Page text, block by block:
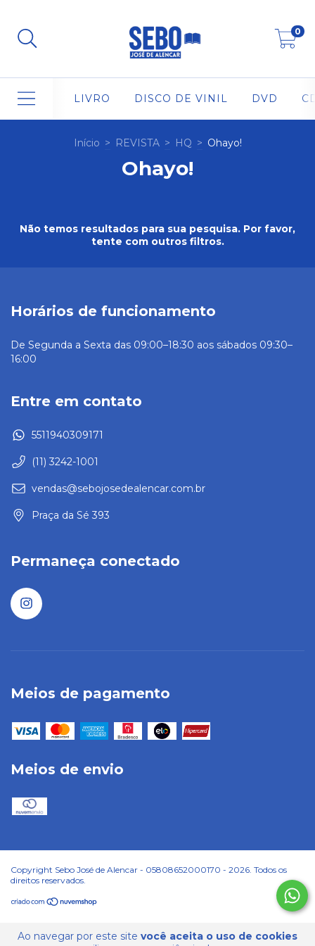
0
LIVRO DISCO DE VINIL DVD
Ao navegar por este site você aceita o uso de cookies
Início > REVISTA > HQ > Ohayo!
Ohayo!
Não temos resultados para sua pesquisa. Por favor,
tente com outros filtros.
Horários de funcionamento
De Segunda a Sexta das 09:00–18:30 aos sábados 09:30–
16:00
Entre em contato
5511940309171
(11) 3242-1001
vendas@sebojosedealencar.com.br
Praça da Sé 393
Permaneça conectado
Meios de pagamento
Meios de envio
Copyright Sebo José de Alencar - 05808652000170 - 2026. Todos os
direitos reservados.